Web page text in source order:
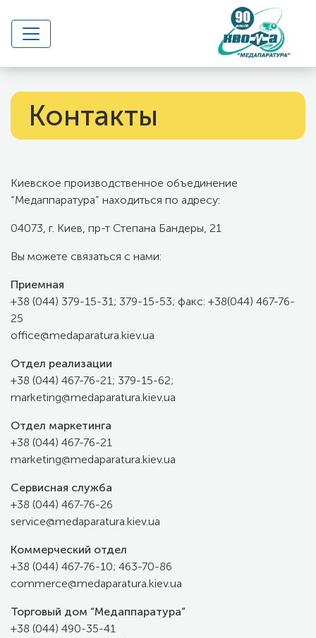
Контакты
Киевское производственное объединение
“Медаппаратура” находиться по адресу:
04073, г. Киев, пр-т Степана Бандеры, 21
Вы можете связаться с нами:
Приемная
+38 (044) 379-15-31; 379-15-53; факс: +38(044) 467-76-
25
office@medaparatura.kiev.ua
Отдел реализации
+38 (044) 467-76-21; 379-15-62;
marketing@medaparatura.kiev.ua
Отдел маркетинга
+38 (044) 467-76-21
marketing@medaparatura.kiev.ua
Сервисная служба
+38 (044) 467-76-26
service@medaparatura.kiev.ua
Коммерческий отдел
+38 (044) 467-76-10; 463-70-86
commerce@medaparatura.kiev.ua
Торговый дом “Медаппаратура”
+38 (044) 490-35-41